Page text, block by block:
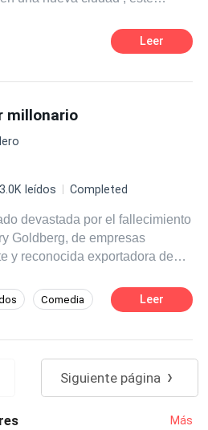
suficiente pedir
Leer
millonario
leídos Completed
devastada por el fallecimiento
Goldberg, de empresas
y reconocida exportadora de
dos nietos herederos del
vicepresidente y el nieto menor,
modelo, tienen que viajar
se entere que su abuelo ha
Comedia Leer
Siguiente página
Más